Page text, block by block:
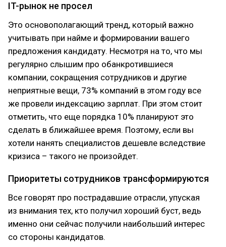
IT-рынок не просел
Это основополагающий тренд, который важно
учитывать при найме и формировании вашего
предложения кандидату. Несмотря на то, что мы
регулярно слышим про обанкротившиеся
компании, сокращения сотрудников и другие
неприятные вещи, 73% компаний в этом году все
же провели индексацию зарплат. При этом стоит
отметить, что еще порядка 10% планируют это
сделать в ближайшее время. Поэтому, если вы
хотели нанять специалистов дешевле вследствие
кризиса – такого не произойдет.
Приоритеты сотрудников трансформируются
Все говорят про пострадавшие отрасли, упуская
из внимания тех, кто получил хороший буст, ведь
именно они сейчас получили наибольший интерес
со стороны кандидатов.